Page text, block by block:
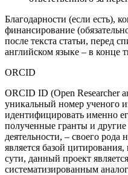
Благодарности (если есть),
финансирование
после текста статьи, перед
английском языке – в конце
ORCID
ORCID ID (Open Researcher
уникальный номер ученого
идентифицировать именно
полученные гранты и другие
деятельности, – своего
является базой
сути, данный проект
систематизированным